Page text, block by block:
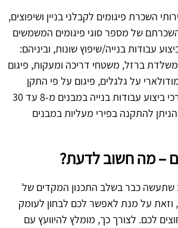
השכרת פיגומים לקבלני בניין ושיפוצים,
של מספר סוגי פיגומים המשמשים
עבודות בנייה/שיפוץ שונות, וביניהם:
ברזל, משטחי דריכה ומעקות, פיגום
על גלגלים, פיגום על פי התקן
האירופאי המיועד לצרכי ביצוע עבודות בנייה במבנים מ-8 עד 30
להתקנה בפירי מעליות במבנים
– מה חשוב לדעת?
שתעשה כבר בשלב התכנון המקדים של
וזאת על מנת לאפשר לכם לבחון לעומק
לכם. לצורך כך, מומלץ להיוועץ עם